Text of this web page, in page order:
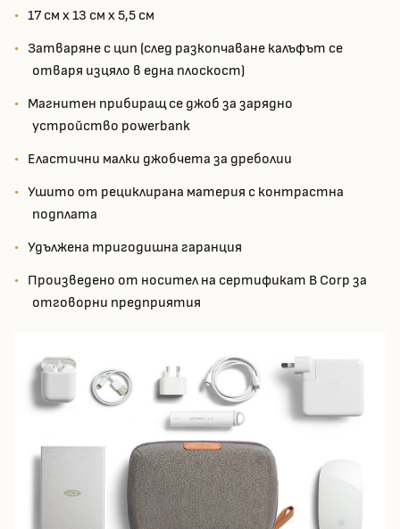
17 см x 13 см x 5,5 см
Затваряне с цип (след разкопчаване калъфът се
отваря изцяло в една плоскост)
Магнитен прибиращ се джоб за зарядно
устройство powerbank
Еластични малки джобчета за дреболии
Ушито от рециклирана материя с контрастна
подплата
Удължена тригодишна гаранция
Произведено от носител на сертификат B Corp за
отговорни предприятия